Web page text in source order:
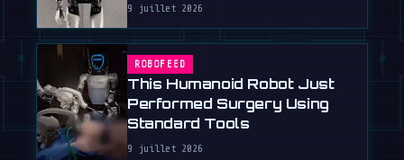
9 juillet 2026
ROBOFEED
This Humanoid Robot Just
Performed Surgery Using
Standard Tools
9 juillet 2026